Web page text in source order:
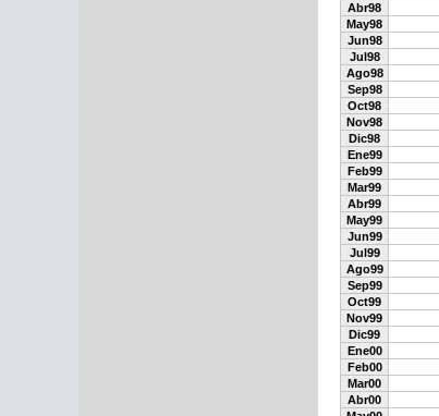
Abr98
May98
Jun98
Jul98
Ago98
Sep98
Oct98
Nov98
Dic98
Ene99
Feb99
Mar99
Abr99
May99
Jun99
Jul99
Ago99
Sep99
Oct99
Nov99
Dic99
Ene00
Feb00
Mar00
Abr00